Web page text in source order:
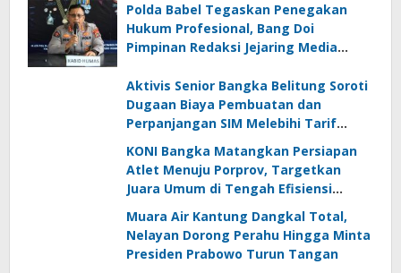
Polda Babel Tegaskan Penegakan
Hukum Profesional, Bang Doi
Pimpinan Redaksi Jejaring Media
Panggilan
Aktivis Senior Bangka Belitung Soroti
Dugaan Biaya Pembuatan dan
Perpanjangan SIM Melebihi Tarif
Resmi, Kapolres Bangka Beri
Tanggapan
KONI Bangka Matangkan Persiapan
Atlet Menuju Porprov, Targetkan
Juara Umum di Tengah Efisiensi
Anggaran
Muara Air Kantung Dangkal Total,
Nelayan Dorong Perahu Hingga Minta
Presiden Prabowo Turun Tangan